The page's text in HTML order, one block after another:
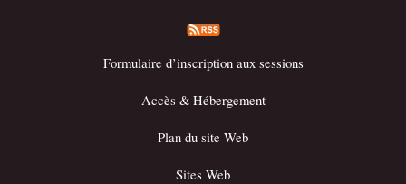
Formulaire d’inscription aux sessions
Accès & Hébergement
Plan du site Web
Sites Web